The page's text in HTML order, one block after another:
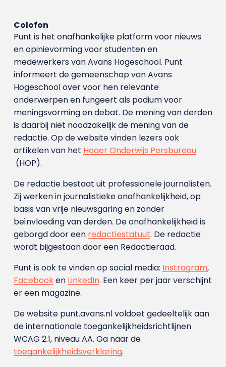
Colofon
Punt is het onafhankelijke platform voor nieuws
en opinievorming voor studenten en
medewerkers van Avans Hoge­school. Punt
informeert de gemeenschap van Avans
Hogeschool over voor hen relevante
onderwerpen en fungeert als podium voor
meningsvorming en debat. De mening van derden
is daarbij niet noodzakelijk de mening van de
redactie. Op de website vinden lezers ook
artikelen van het Hoger Onderwijs Persbureau
(HOP).
De redactie bestaat uit professionele journalisten.
Zij werken in journalistieke onafhankelijkheid, op
basis van vrije nieuwsgaring en zonder
beïnvloeding van derden. De onafhankelijkheid is
geborgd door een redactiestatuut. De redactie
wordt bijgestaan door een Redactieraad.
Punt is ook te vinden op social media: Instragram,
Facebooken LinkedIn. Een keer per jaar verschijnt
er een magazine.
De website punt.avans.nl voldoet gedeeltelijk aan
de internationale toegankelijkheidsrichtlijnen
WCAG 2.1, niveau AA. Ga naar de
toegankelijkheidsverklaring.